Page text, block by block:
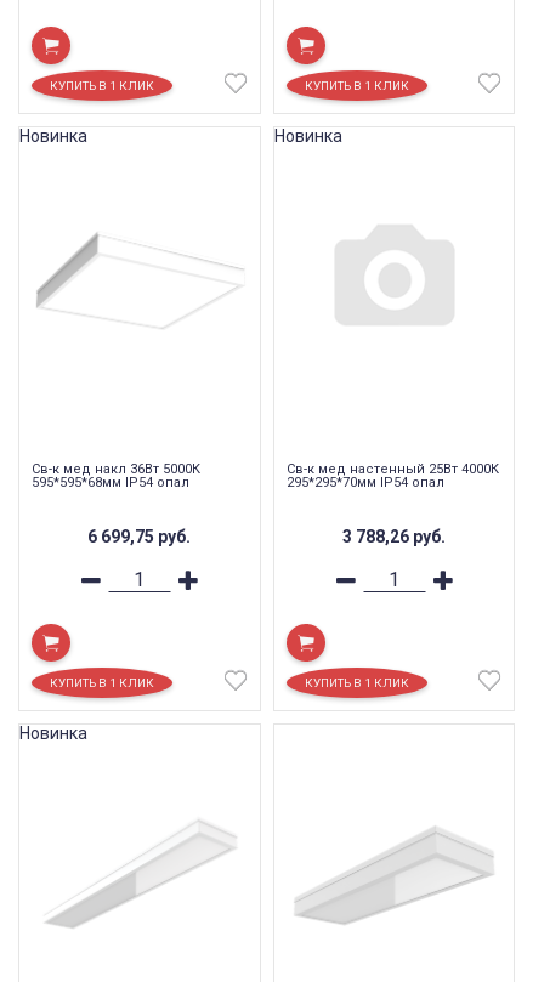
Св-к мед накл 36Вт 5000К
595*595*68мм IP54 опал
6 699,75 руб.
Новинка
Св-к мед настенный 25Вт 4000К
295*295*70мм IP54 опал
3 788,26 руб.
Новинка
Новинка